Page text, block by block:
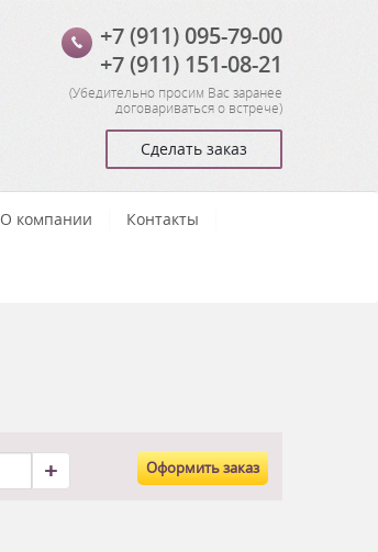
+7 (911) 095-79-00
+7 (911) 151-08-21
(Убедительно просим Вас заранее
договариваться о встрече)
Сделать заказ
О компании Контакты
+ Оформить заказ